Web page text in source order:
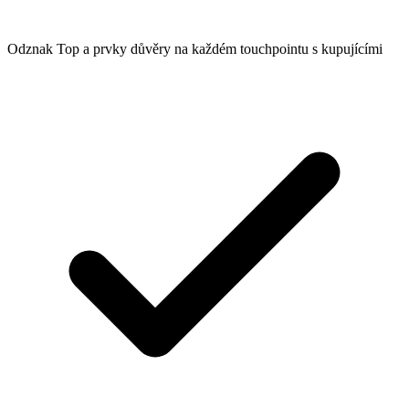
Odznak Top a prvky důvěry na každém touchpointu s kupujícími